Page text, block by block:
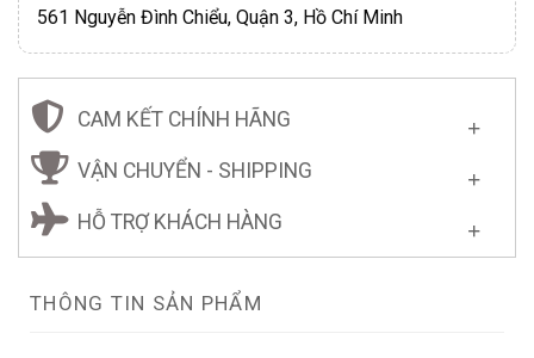
561 Nguyễn Đình Chiểu, Quận 3, Hồ Chí Minh
CAM KẾT CHÍNH HÃNG
VẬN CHUYỂN - SHIPPING
HỖ TRỢ KHÁCH HÀNG
THÔNG TIN SẢN PHẨM